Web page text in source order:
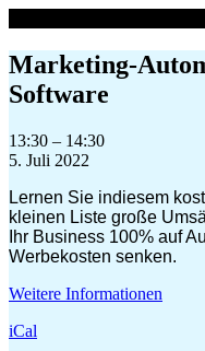
springen
Marketing-
Software
Marketing-
Automatisierung
smarter
Software
13:30 – 14:30
5. Juli 2022
Lernen Sie indiesem
kleinen Liste große
Ihr Business 100% auf
Werbekosten senken.
Weitere Informationen
iCal